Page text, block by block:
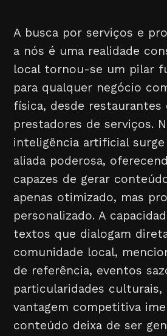
A busca por serviços e
a nós é uma realidade
local tornou-se um pilar
para qualquer negócio
física, desde restaurantes
prestadores de serviços.
inteligência artificial
aliada poderosa,
capazes de gerar
apenas otimizado, mas
personalizado. A
textos que dialogam
comunidade local,
de referência, eventos
particularidades culturais,
vantagem competitiva
conteúdo deixa de ser